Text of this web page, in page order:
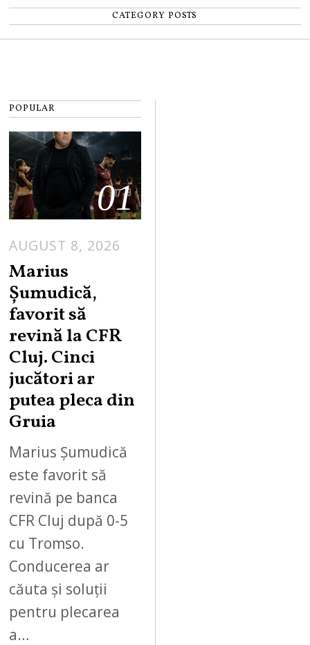
CATEGORY POSTS
POPULAR
01
AUGUST 8, 2026
Marius
Șumudică,
favorit să
revină la CFR
Cluj. Cinci
jucători ar
putea pleca din
Gruia
Marius Șumudică
este favorit să
revină pe banca
CFR Cluj după 0-5
cu Tromso.
Conducerea ar
căuta și soluții
pentru plecarea
a…